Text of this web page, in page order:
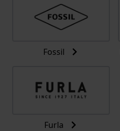
Fossil
Furla